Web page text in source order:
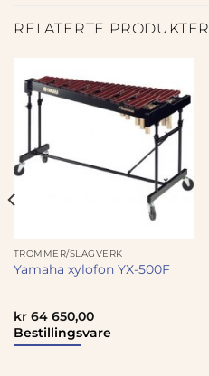
RELATERTE PRODUKTER
TROMMER/SLAGVERK
Yamaha xylofon YX-500F
kr64 650,00
Bestillingsvare